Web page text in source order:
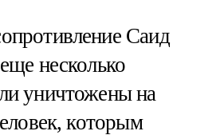
Саид
несколько
уничтожены на
которым